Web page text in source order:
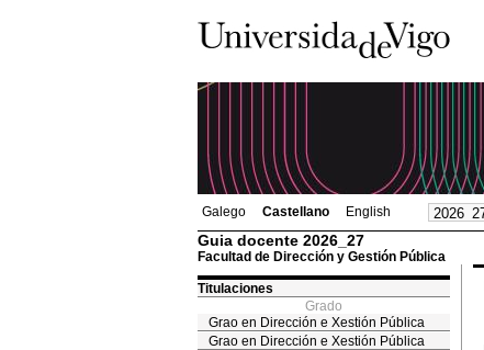
Galego Castellano English
Guia docente 2026_27
Facultad de Dirección y Gestión Pública
Titulaciones
Grado
Grao en Dirección e Xestión Pública
Grao en Dirección e Xestión Pública